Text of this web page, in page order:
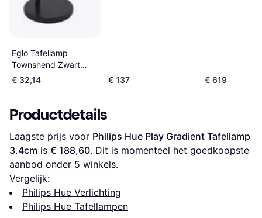
Eglo Tafellamp
Townshend Zwart
Tafellamp
€ 32,14 € 137 € 619
Productdetails
Laagste prijs voor Philips Hue Play Gradient Tafellamp
3.4cm is € 188,60. Dit is momenteel het goedkoopste
aanbod onder 5 winkels.
Vergelijk:
Philips Hue Verlichting
Philips Hue Tafellampen